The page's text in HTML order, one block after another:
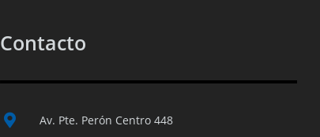
Contacto
Av. Pte. Perón Centro 448